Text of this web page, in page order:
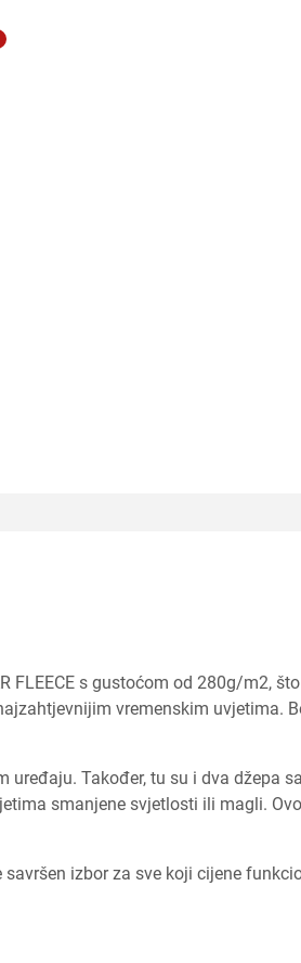
FLEECE s gustoćom od 280g/m2,
vremenskim uvjetima.
Također, tu su i dva džepa
smanjene svjetlosti ili magli.
izbor za sve koji cijene